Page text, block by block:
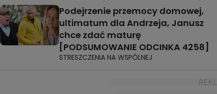
Podejrzenie przemocy domowej,
ultimatum dla Andrzeja, Janusz
chce zdać maturę
[PODSUMOWANIE ODCINKA 4258]
STRESZCZENIA NA WSPÓLNEJ